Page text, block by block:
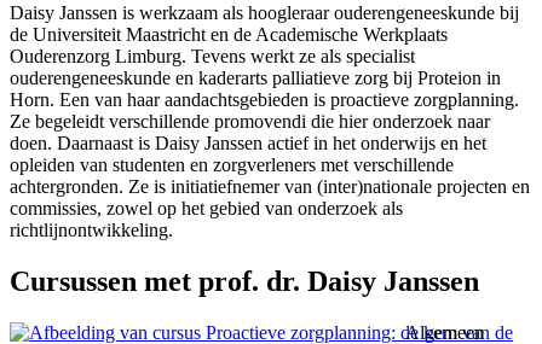
Daisy Janssen is werkzaam als hoogleraar ouderengeneeskunde bij
de Universiteit Maastricht en de Academische Werkplaats
Ouderenzorg Limburg. Tevens werkt ze als specialist
ouderengeneeskunde en kaderarts palliatieve zorg bij Proteion in
Horn. Een van haar aandachtsgebieden is proactieve zorgplanning.
Ze begeleidt verschillende promovendi die hier onderzoek naar
doen. Daarnaast is Daisy Janssen actief in het onderwijs en het
opleiden van studenten en zorgverleners met verschillende
achtergronden. Ze is initiatiefnemer van (inter)nationale projecten en
commissies, zowel op het gebied van onderzoek als
richtlijnontwikkeling.
Cursussen met prof. dr. Daisy Janssen
Algemeen